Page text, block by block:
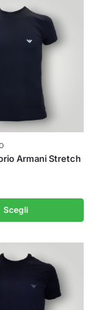
Armani Stretch
Scegli